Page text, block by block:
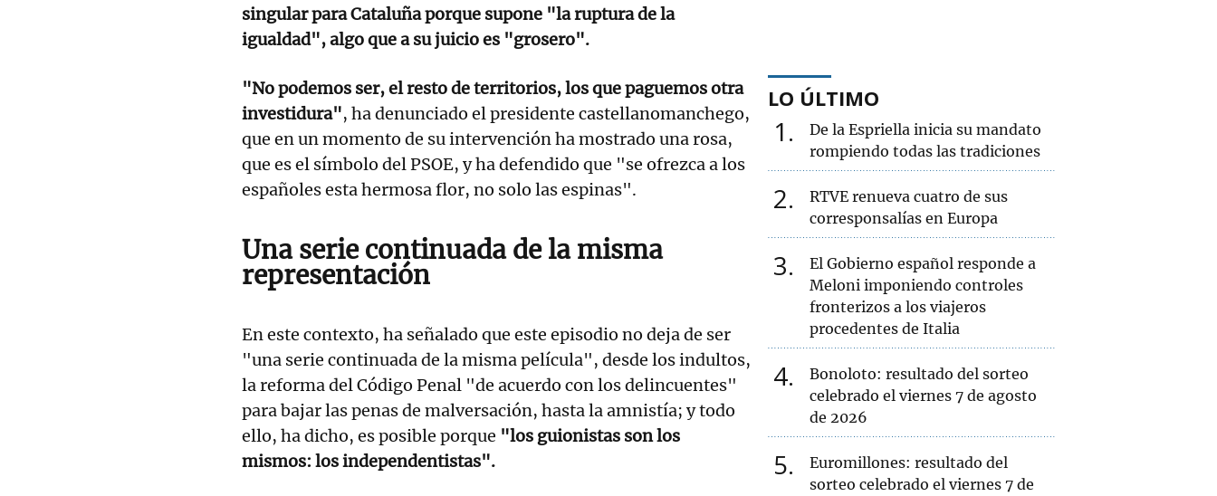
singular para Cataluña porque supone "la ruptura de la
igualdad", algo que a su juicio es "grosero".
"No podemos ser, el resto de territorios, los que paguemos otra
investidura", ha denunciado el presidente castellanomanchego,
que en un momento de su intervención ha mostrado una rosa,
que es el símbolo del PSOE, y ha defendido que "se ofrezca a los
españoles esta hermosa flor, no solo las espinas".
Una serie continuada de la misma
representación
En este contexto, ha señalado que este episodio no deja de ser
"una serie continuada de la misma película", desde los indultos,
la reforma del Código Penal "de acuerdo con los delincuentes"
para bajar las penas de malversación, hasta la amnistía; y todo
ello, ha dicho, es posible porque "los guionistas son los
mismos: los independentistas".
LO ÚLTIMO
1
De la Espriella inicia su mandato
rompiendo todas las tradiciones
2
RTVE renueva cuatro de sus
corresponsalías en Europa
3
El Gobierno español responde a
Meloni imponiendo controles
fronterizos a los viajeros
procedentes de Italia
4
Bonoloto: resultado del sorteo
celebrado el viernes 7 de agosto
de 2026
5
Euromillones: resultado del
sorteo celebrado el viernes 7 de